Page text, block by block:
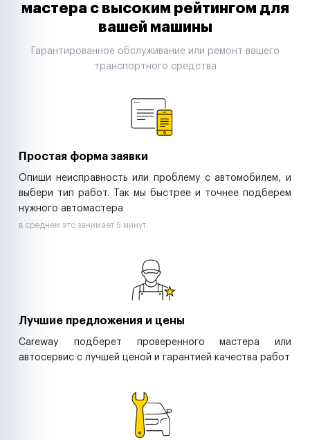
Автодилеры
Строительные компании
Аренда спецтехники
мастера с высоким рейтингом для
вашей машины
Гарантированное обслуживание или ремонт вашего
транспортного средства
Простая форма заявки
Опиши неисправность или проблему с автомобилем, и
выбери тип работ. Так мы быстрее и точнее подберем
нужного автомастера
в среднем это занимает 5 минут
Лучшие предложения и цены
Careway подберет проверенного мастера или
автосервис с лучшей ценой и гарантией качества работ